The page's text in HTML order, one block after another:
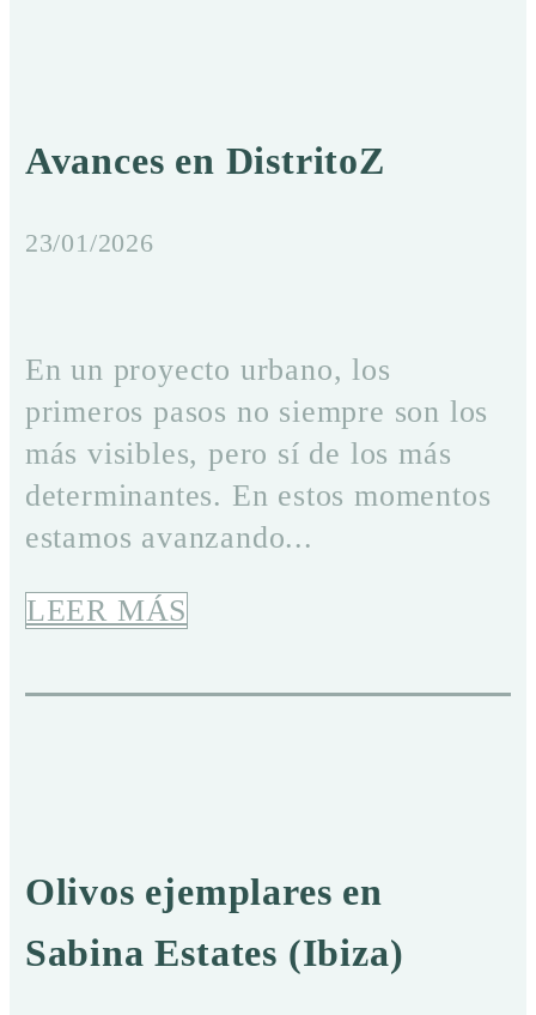
Avances en DistritoZ
23/01/2026
En un proyecto urbano, los
primeros pasos no siempre son los
más visibles, pero sí de los más
determinantes. En estos momentos
estamos avanzando...
LEER MÁS
Olivos ejemplares en
Sabina Estates (Ibiza)